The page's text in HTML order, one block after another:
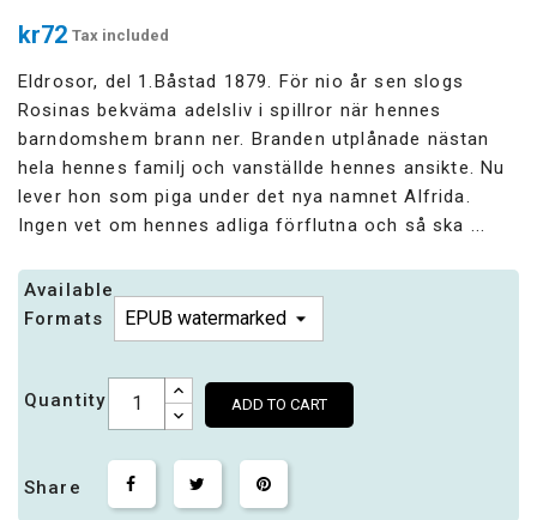
kr72 Tax included
Eldrosor, del 1.Båstad 1879. För nio år sen slogs
Rosinas bekväma adelsliv i spillror när hennes
barndomshem brann ner. Branden utplånade nästan
hela hennes familj och vanställde hennes ansikte. Nu
lever hon som piga under det nya namnet Alfrida.
Ingen vet om hennes adliga förflutna och så ska ...
Available
Formats
Quantity ADD TO CART
Share